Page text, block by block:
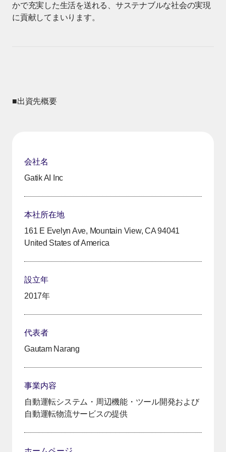
かで充実した生活を送れる、サステナブルな社会の実現
に貢献してまいります。
■出資先概要
会社名
Gatik AI Inc
本社所在地
161 E Evelyn Ave, Mountain View, CA 94041
United States of America
設立年
2017年
代表者
Gautam Narang
事業内容
自動運転システム・周辺機能・ツール開発および
自動運転物流サービスの提供